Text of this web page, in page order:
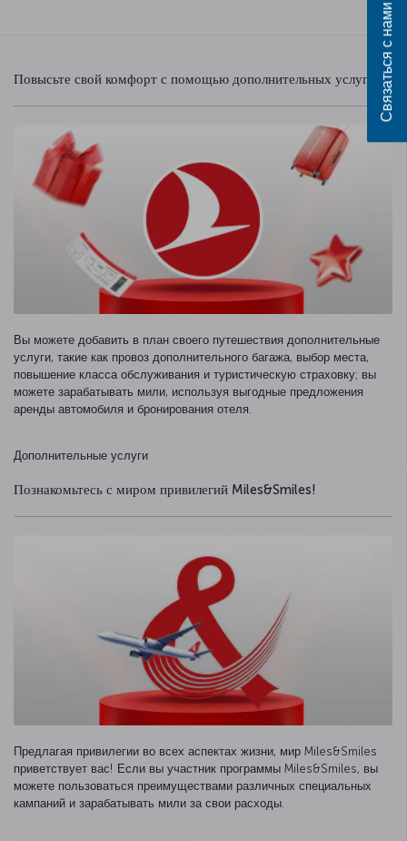
Повысьте свой комфорт с помощью дополнительных услуг!
Вы можете добавить в план своего путешествия дополнительные
услуги, такие как провоз дополнительного багажа, выбор места,
повышение класса обслуживания и туристическую страховку; вы
можете зарабатывать мили, используя выгодные предложения
аренды автомобиля и бронирования отеля.
Дополнительные услуги
Познакомьтесь с миром привилегий Miles&Smiles!
Предлагая привилегии во всех аспектах жизни, мир Miles&Smiles
приветствует вас! Если вы участник программы Miles&Smiles, вы
можете пользоваться преимуществами различных специальных
кампаний и зарабатывать мили за свои расходы.
Связаться с нами